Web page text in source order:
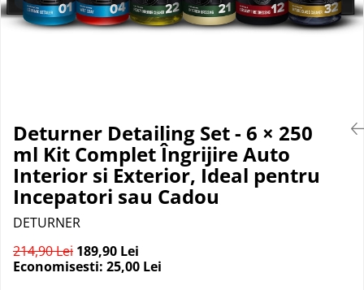
Organizatoare auto
Tratament Hidrofob
Deturner Detailing Set - 6 × 250
ml Kit Complet Îngrijire Auto
Interior si Exterior, Ideal pentru
Incepatori sau Cadou
DETURNER
214,90 Lei 189,90 Lei
Economisesti: 25,00 Lei